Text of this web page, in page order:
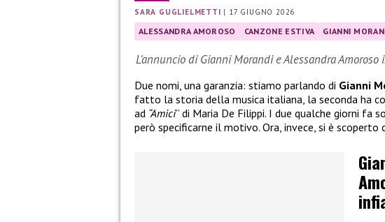
SARA GUGLIELMETTI | 17 GIUGNO 2026
ALESSANDRA AMOROSO CANZONE ESTIVA GIANNI
L’annuncio di Gianni Morandi e Alessandra
Due nomi, una garanzia: stiamo parlando di Gianni
fatto la storia della musica italiana, la seconda ha
ad “Amici” di Maria De Filippi. I due qualche giorni fa
però specificarne il motivo. Ora, invece, si è